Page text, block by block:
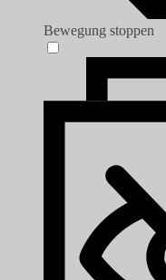
Bewegung stoppen